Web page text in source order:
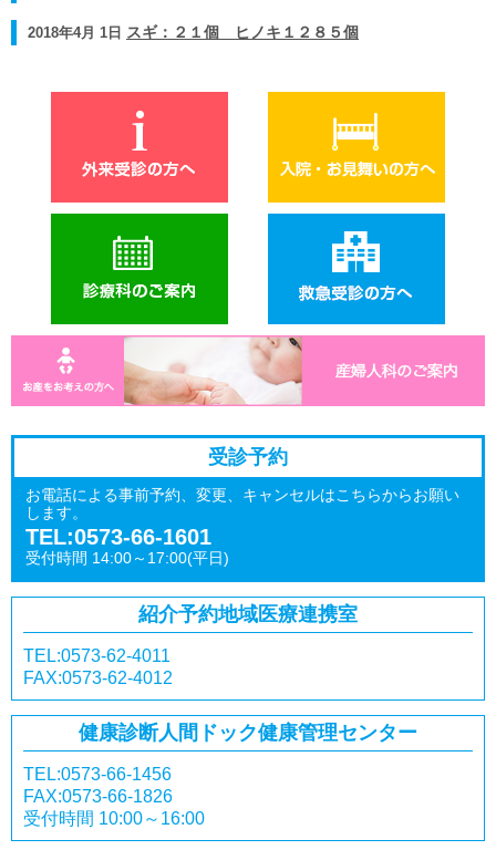
2018年4月 1日 スギ：２１個 ヒノキ１２８５個
受診予約
お電話による事前予約、変更、キャンセルはこちらからお願い
します。
TEL:0573-66-1601
受付時間 14:00～17:00(平日)
紹介予約地域医療連携室
TEL:0573-62-4011
FAX:0573-62-4012
健康診断人間ドック健康管理センター
TEL:0573-66-1456
FAX:0573-66-1826
受付時間 10:00～16:00